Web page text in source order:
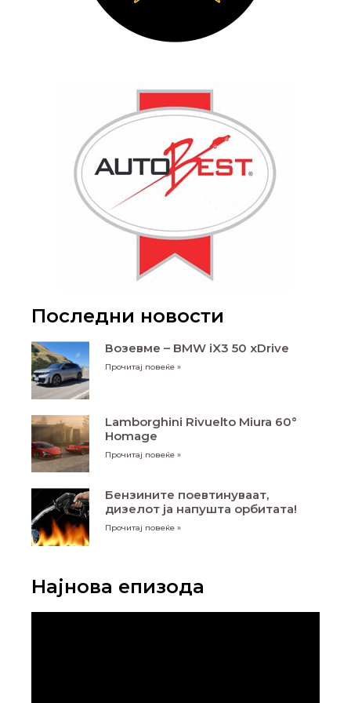
Последни новости
Возевме – BMW iX3 50 xDrive
Прочитај повеќе »
Lamborghini Rivuelto Miura 60°
Homage
Прочитај повеќе »
Бензините поевтинуваат,
дизелот ја напушта орбитата!
Прочитај повеќе »
Најнова епизода